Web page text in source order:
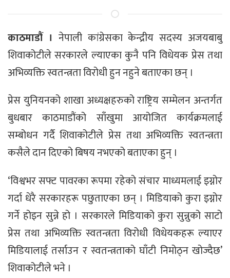
काठमाडौं । नेपाली कांग्रेसका केन्द्रीय सदस्य अजयबाबु
शिवाकोटीले सरकारले ल्याएका कुनै पनि विधेयक प्रेस तथा
अभिव्यक्ति स्वतन्त्रता विरोधी हुन नहुने बताएका छन् ।
प्रेस युनियनको शाखा अध्यक्षहरुको राष्ट्रिय सम्मेलन अन्तर्गत
बुधबार काठमाडौंको साँखुमा आयोजित कार्यक्रमलाई
सम्बोधन गर्दै शिवाकोटीले प्रेस तथा अभिव्यक्ति स्वतन्त्रता
कसैले दान दिएको बिषय नभएको बताएका हुन् ।
‘विश्वभर सफ्ट पावरका रूपमा रहेको संचार माध्यमलाई इग्नोर
गर्दा धेरै सरकारहरू पछुताएका छन् । मिडियाको कुरा इग्नोर
गर्ने होइन सुन्ने हो । सरकारले मिडियाको कुरा सुन्नुको साटो
प्रेस तथा अभिव्यक्ति स्वतन्त्रता विरोधी विधेयकहरू ल्याएर
मिडियालाई तर्साउन र स्वतन्त्रताको घाँटी निमोठ्न खोज्दैछ’
शिवाकोटीले भने ।